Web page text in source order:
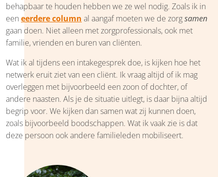
behapbaar te houden hebben we ze wel nodig. Zoals ik in
een eerdere column al aangaf moeten we de zorgsamen
gaan doen. Niet alleen met zorgprofessionals, ook met
familie, vrienden en buren van cliënten.
Wat ik al tijdens een intakegesprek doe, is kijken hoe het
netwerk eruit ziet van een cliënt. Ik vraag altijd of ik mag
overleggen met bijvoorbeeld een zoon of dochter, of
andere naasten. Als je de situatie uitlegt, is daar bijna altijd
begrip voor. We kijken dan samen wat zij kunnen doen,
zoals bijvoorbeeld boodschappen. Wat ik vaak zie is dat
deze persoon ook andere familieleden mobiliseert.